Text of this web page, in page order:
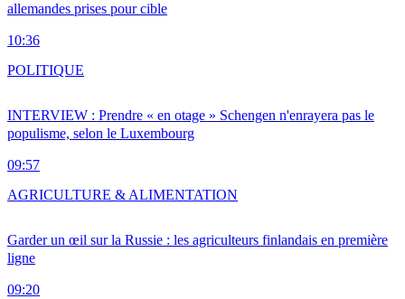
allemandes prises pour cible
10:36
INTERVIEW : Prendre « en otage » Schengen n'enrayera pas le
populisme, selon le Luxembourg
09:57
POLITIQUE
Garder un œil sur la Russie : les agriculteurs finlandais en première
ligne
09:20
AGRICULTURE & ALIMENTATION